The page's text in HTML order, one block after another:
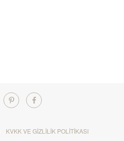
KVKK VE GIZLILIK POLITIKASI